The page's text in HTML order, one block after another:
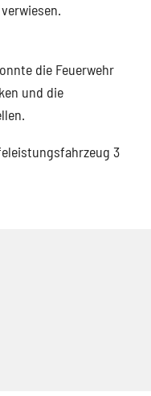
die Feuerwehr
und die
3